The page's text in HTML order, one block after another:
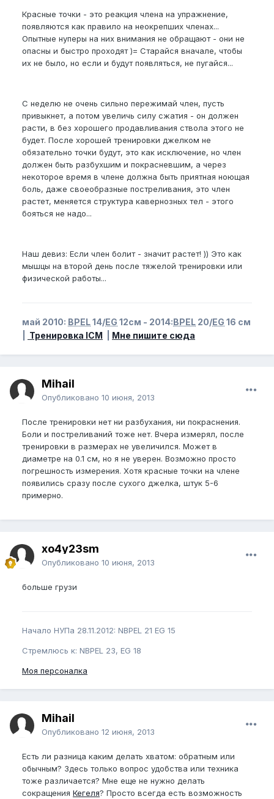
Красные точки - это реакция члена на упражнение,
появляются как правило на неокрепших членах...
Опытные нуперы на них внимания не обращают - они не
опасны и быстро проходят )= Старайся вначале, чтобы
их не было, но если и будут появляться, не пугайся...
С неделю не очень сильно пережимай член, пусть
привыкнет, а потом увеличь силу сжатия - он должен
расти, в без хорошего продавливания ствола этого не
будет. После хорошей тренировки джелком не
обязательно точки будут, это как исключение, но член
должен быть разбухшим и покрасневшим, а через
некоторое время в члене должна быть приятная ноющая
боль, даже своеобразные постреливания, это член
растет, меняется структура кавернозных тел - этого
бояться не надо...
Наш девиз: Если член болит - значит растет! )) Это как
мышцы на второй день после тяжелой тренировки или
физической работы...
май 2010: BPEL14/EG 12см - 2014:BPEL 20/EG 16 см
Тренировка ICM Мне пишите сюда
Mihail
Опубликовано 10 июня, 2013
После тренировки нет ни разбухания, ни покраснения.
Боли и постреливаний тоже нет. Вчера измерял, после
тренировки в размерах не увеличился. Может в
диаметре на 0.1 см, но я не уверен. Возможно просто
погрешность измерения. Хотя красные точки на члене
появились сразу после сухого джелка, штук 5-6
примерно.
xo4y23sm
Опубликовано 10 июня, 2013
больше грузи
Начало НУПа 28.11.2012: NBPEL 21 EG 15
Стремлюсь к: NBPEL 23, EG 18
Моя персоналка
Mihail
Опубликовано 12 июня, 2013
Есть ли разница каким делать хватом: обратным или
обычным? Здесь только вопрос удобства или техника
тоже различается? Мне еще не нужно делать
сокращения Кегеля? Просто всегда есть возможность